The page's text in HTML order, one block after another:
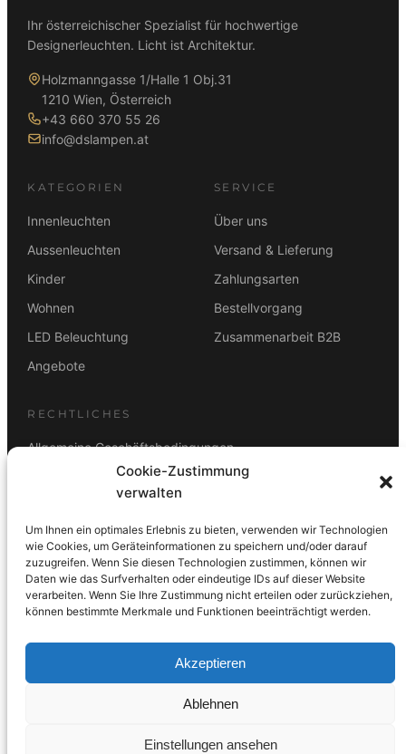
Cookie-Zustimmung
verwalten
Um Ihnen ein optimales Erlebnis zu bieten, verwenden wir Technologien
wie Cookies, um Geräteinformationen zu speichern und/oder darauf
zuzugreifen. Wenn Sie diesen Technologien zustimmen, können wir
Daten wie das Surfverhalten oder eindeutige IDs auf dieser Website
verarbeiten. Wenn Sie Ihre Zustimmung nicht erteilen oder zurückziehen,
können bestimmte Merkmale und Funktionen beeinträchtigt werden.
Akzeptieren
Ablehnen
Einstellungen ansehen
Ihr österreichischer Spezialist für hochwertige
Designerleuchten. Licht ist Architektur.
Holzmanngasse 1/Halle 1 Obj.31
1210 Wien, Österreich
+43 660 370 55 26
info@dslampen.at
KATEGORIEN
Innenleuchten
Aussenleuchten
Kinder
Wohnen
LED Beleuchtung
Angebote
SERVICE
Über uns
Versand & Lieferung
Zahlungsarten
Bestellvorgang
Zusammenarbeit B2B
RECHTLICHES
Allgemeine Geschäftsbedingungen
Rücktrittsbelehrung
ZAHLUNGSARTEN
Vorkasse Visa Mastercard Link PayPal
G-Pay
© 2026 DS Lampen GmbH. Alle Rechte vorbehalten.